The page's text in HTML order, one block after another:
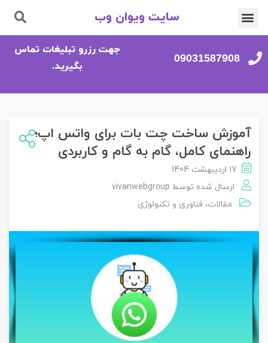
سایت ویوان وب
09031587908
جهت رزرو تبلیغات تماس
بگیرید.
آموزش ساخت چت بات برای واتس اپ؛
راهنمای کامل، گام به گام و کاربردی
17 اردیبهشت 1404
ارسال شده توسط vivanwebgroup
مقالات، فناوری و تکنولوژی